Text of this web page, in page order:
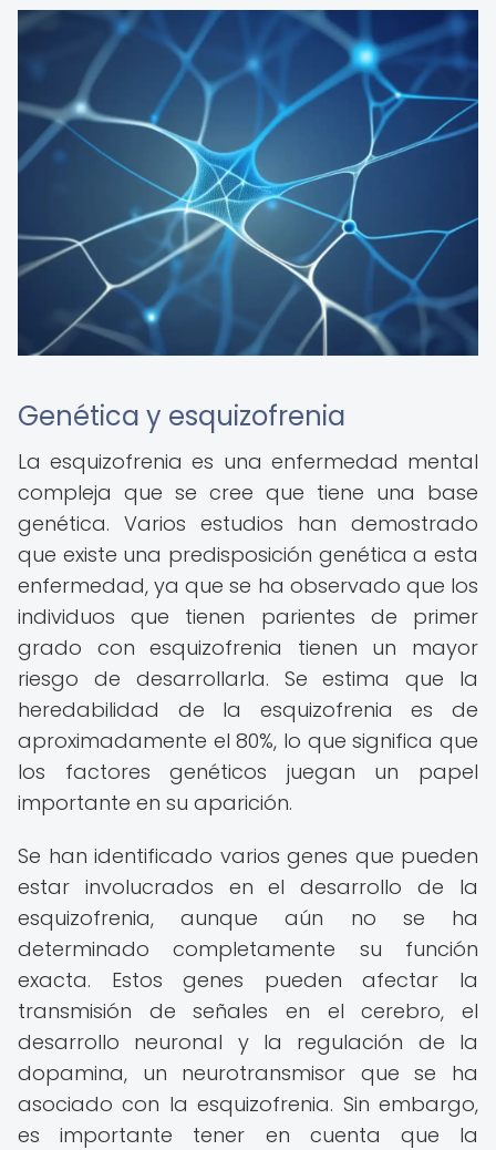
Genética y esquizofrenia
La esquizofrenia es una enfermedad mental
compleja que se cree que tiene una base
genética. Varios estudios han demostrado
que existe una predisposición genética a esta
enfermedad, ya que se ha observado que los
individuos que tienen parientes de primer
grado con esquizofrenia tienen un mayor
riesgo de desarrollarla. Se estima que la
heredabilidad de la esquizofrenia es de
aproximadamente el 80%, lo que significa que
los factores genéticos juegan un papel
importante en su aparición.
Se han identificado varios genes que pueden
estar involucrados en el desarrollo de la
esquizofrenia, aunque aún no se ha
determinado completamente su función
exacta. Estos genes pueden afectar la
transmisión de señales en el cerebro, el
desarrollo neuronal y la regulación de la
dopamina, un neurotransmisor que se ha
asociado con la esquizofrenia. Sin embargo,
es importante tener en cuenta que la